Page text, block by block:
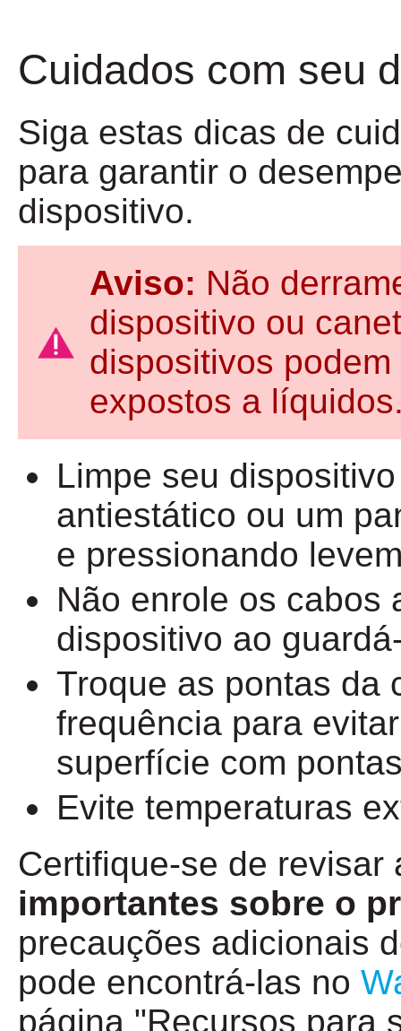
Cuidados com seu
Siga estas dicas de
para garantir o
dispositivo.
Aviso: Não
dispositivo ou
dispositivos
expostos a
Limpe seu
antiestático ou um
e pressionando
Não enrole os cabos
dispositivo ao
Troque as pontas da
frequência para
superfície com
Evite temperaturas
Certifique-se de
importantes sobre o
precauções adicionais
pode encontrá-las no
página "Recursos para